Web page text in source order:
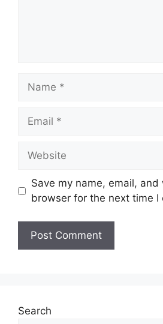
Save my name, email,
browser for the next time I
Search